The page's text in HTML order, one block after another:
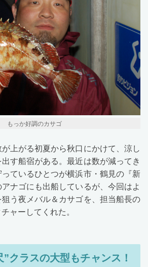
もっか好調のカサゴ
上がる初夏から秋口にかけて、涼し
す船宿がある。最近は数が減ってき
ているひとつが横浜市・鶴見の『新
ナゴにも出船しているが、今回はよ
う夜メバル＆カサゴを、担当船長の
ャーしてくれた。
クラスの大型もチャンス！